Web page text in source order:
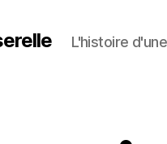
L'histoire